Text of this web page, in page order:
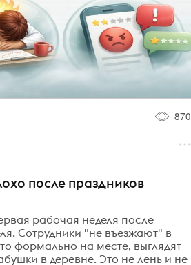
870
после праздников
рабочая неделя после
Сотрудники "не въезжают" в
формально на месте, выглядят
в деревне. Это не лень и не